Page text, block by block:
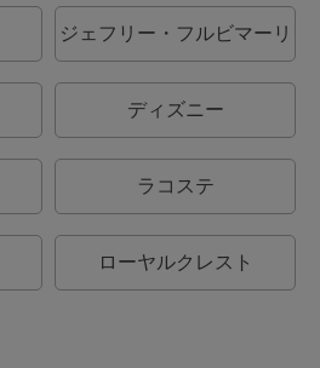
ジェフリー・フルビマーリ
ディズニー
ラコステ
ローヤルクレスト